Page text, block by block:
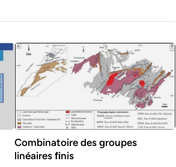
Combinatoire des groupes
linéaires ﬁnis